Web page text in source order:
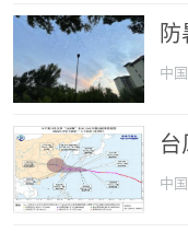
中
台
中